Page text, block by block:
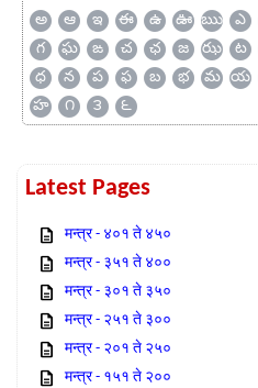
అ ఆ ఇ ఈ ఉ ఊ ఋ ఎ
గ
ఘ ఙ చ ఛ జ ఝ ట
ధ
న ప ఫ బ భ మ య
హ
౧ ౩ ౬
Latest Pages
मन्त्र - ४०१ ते ४५०
मन्त्र - ३५१ ते ४००
मन्त्र - ३०१ ते ३५०
मन्त्र - २५१ ते ३००
मन्त्र - २०१ ते २५०
मन्त्र - १५१ ते २००